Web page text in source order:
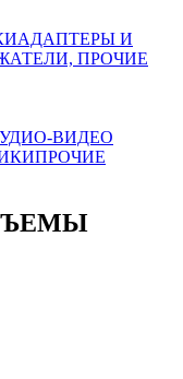
АДАПТЕРЫ И
ПРОЧИЕ
ВИДЕО
ПРОЧИЕ